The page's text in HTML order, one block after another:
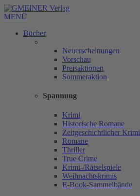
MENÜ
Bücher
Neuerscheinungen
Vorschau
Preisaktionen
Sommeraktion
Spannung
Krimi
Historische Romane
Zeitgeschichtlicher Krimi
Romane
Thriller
True Crime
Krimi-/Rätselspiele
Weihnachtskrimis
E-Book-Sammelbände